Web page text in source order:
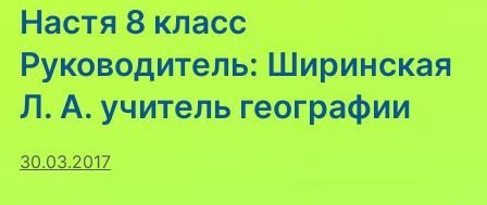
Настя 8 класс
Руководитель: Ширинская
Л. А. учитель географии
30.03.2017